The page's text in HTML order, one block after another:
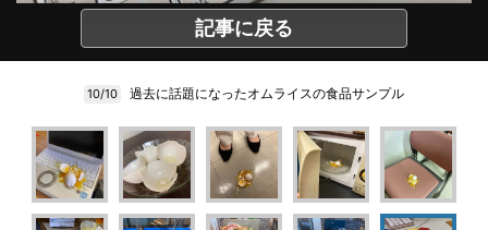
記事に戻る
10/10 過去に話題になったオムライスの食品サンプル